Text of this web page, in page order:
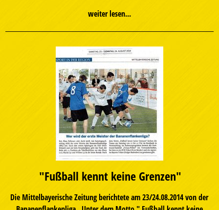
weiter lesen...
"Fußball kennt keine Grenzen"
Die Mittelbayerische Zeitung berichtete am 23/24.08.2014 von der